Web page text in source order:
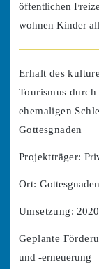
öffentlichen
wohnen Kinder
Erhalt des
Tourismus
ehemaligen
Gottesgnaden
Projektträger:
Ort: Gottesgnaden
Umsetzung:
Geplante
und -erneuerung